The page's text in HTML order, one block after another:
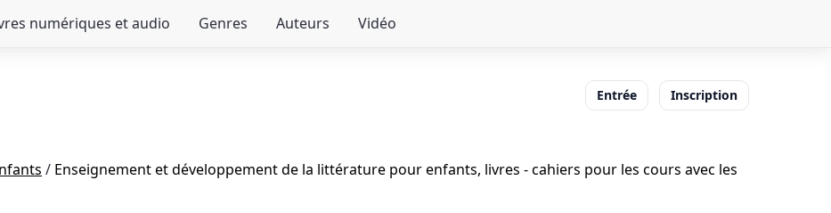
numériques et audio Genres Auteurs Vidéo
Entrée Inscription
/ Enseignement et développement de la littérature pour enfants, livres - cahiers pour les cours avec les